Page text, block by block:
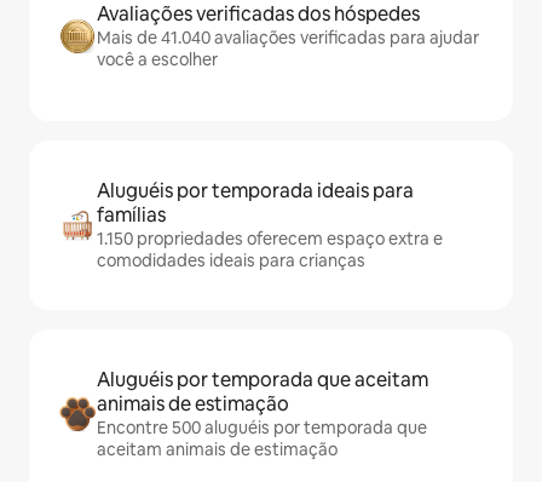
Avaliações verificadas dos hóspedes
Mais de 41.040 avaliações verificadas para ajudar
você a escolher
Aluguéis por temporada ideais para
famílias
1.150 propriedades oferecem espaço extra e
comodidades ideais para crianças
Aluguéis por temporada que aceitam
animais de estimação
Encontre 500 aluguéis por temporada que
aceitam animais de estimação